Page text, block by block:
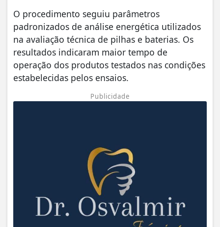
O procedimento seguiu parâmetros
padronizados de análise energética utilizados
na avaliação técnica de pilhas e baterias. Os
resultados indicaram maior tempo de
operação dos produtos testados nas condições
estabelecidas pelos ensaios.
Publicidade